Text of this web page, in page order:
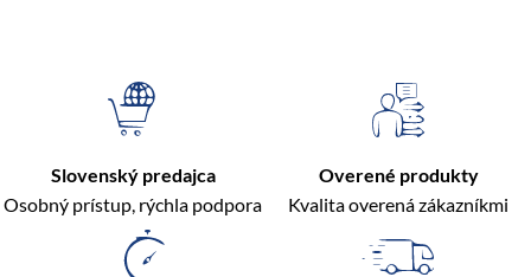
Slovenský predajca
Osobný prístup, rýchla podpora
Overené produkty
Kvalita overená zákazníkmi